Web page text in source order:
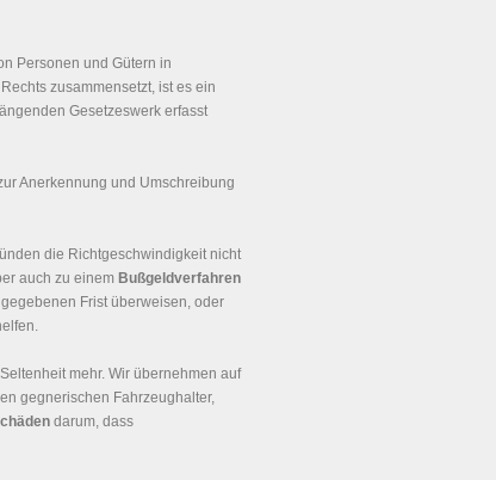
Personen und Gütern in
zusammensetzt, ist es ein
Gesetzeswerk erfasst
Anerkennung und Umschreibung
die Richtgeschwindigkeit nicht
auch zu einem Bußgeldverfahren
Frist überweisen, oder
mehr. Wir übernehmen auf
gegnerischen Fahrzeughalter,
darum, dass